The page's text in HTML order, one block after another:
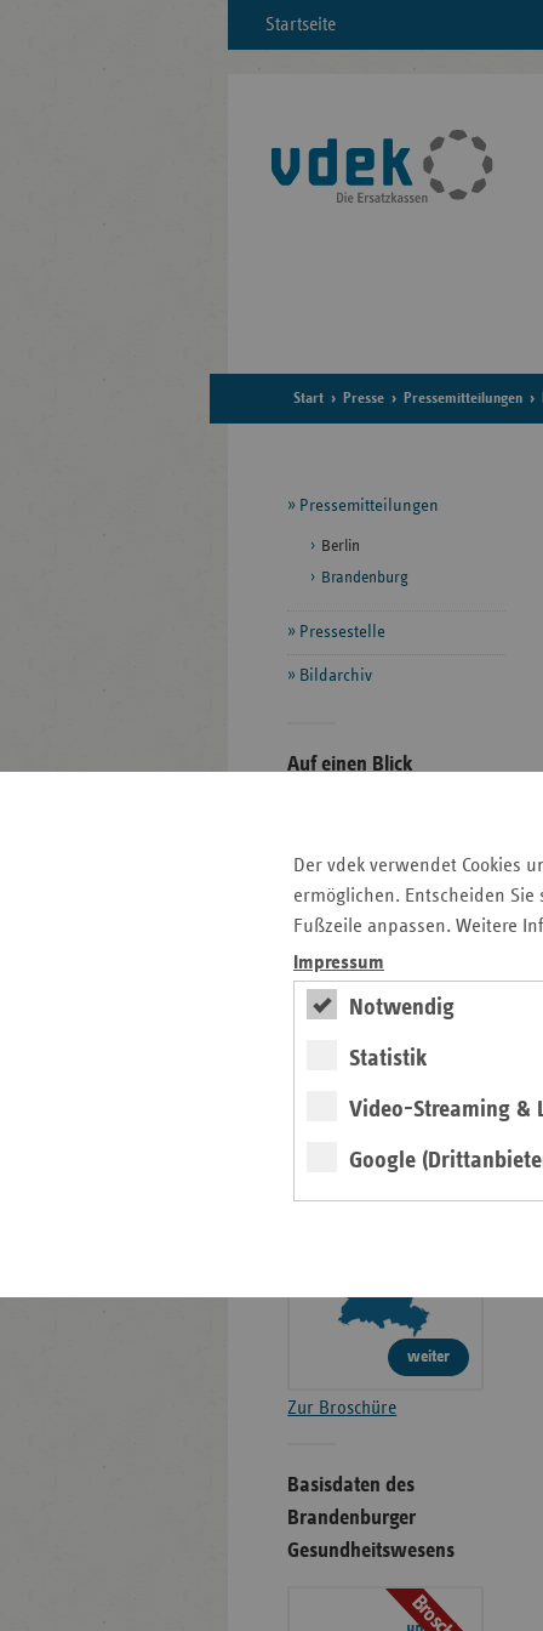
Der vdek verwendet Cookies
ermöglichen. Entscheiden
Fußzeile anpassen. Weitere
Impressum
Notwendig
Statistik
Video-Streaming &
Google
Startseite
Start Presse Pressemitteilungen
Seitennavigation
Pressemitteilungen
Berlin
Brandenburg
Pressestelle
Bildarchiv
Seitenleiste
Auf einen Blick
Ansprechpartner
Aktuelle Themen im Fokus
Berliner
Gesundheitswesens
Broschüre
weiter
Zur Broschüre
Basisdaten des
Brandenburger
Gesundheitswesens